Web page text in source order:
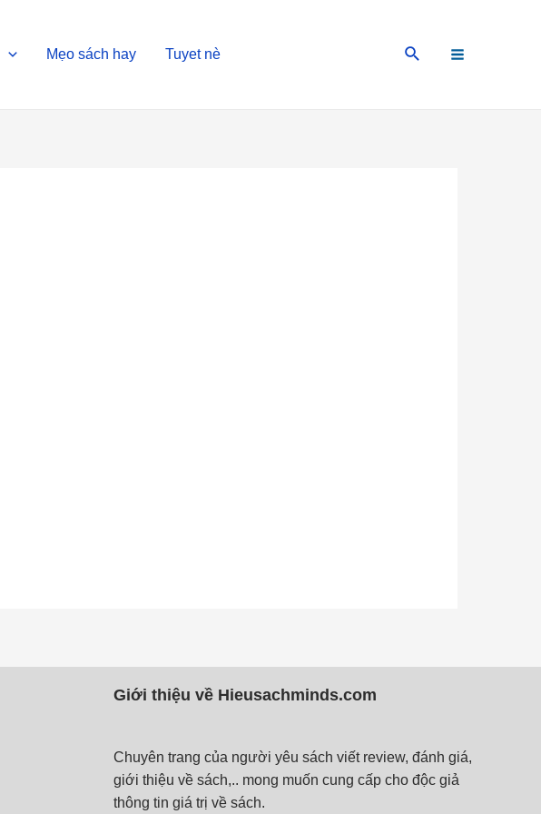
Mẹo sách hay Tuyet nè SearchMenu
Giới thiệu về Hieusachminds.com
Chuyên trang của người yêu sách viết review, đánh giá,
giới thiệu về sách,.. mong muốn cung cấp cho độc giả
thông tin giá trị về sách.